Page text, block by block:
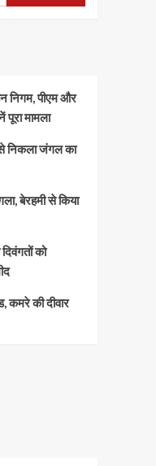
निगम, पीएम और
मामला
निकला जंगल का
बेरहमी से किया
को
की दीवार